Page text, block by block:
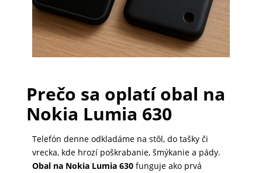
NOTEBOOK
GAMING
AUTOPRÍSLUŠENSTVO
Prečo sa oplatí obal na
Nokia Lumia 630
Telefón denne odkladáme na stôl, do tašky či
vrecka, kde hrozí poškrabanie, šmýkanie a pády.
Obal na Nokia Lumia 630funguje ako prvá